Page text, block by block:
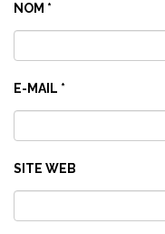
NOM *
E-MAIL *
SITE WEB